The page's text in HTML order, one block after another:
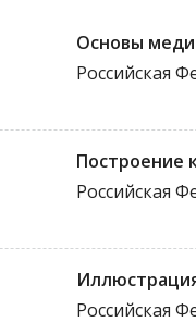
Основы
Российская
Построение
Российская
Российская